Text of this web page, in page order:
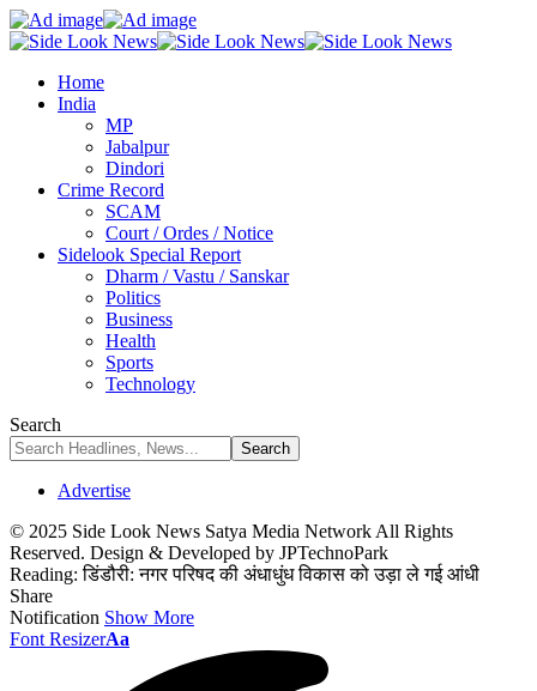
Home
India
MP
Jabalpur
Dindori
Crime Record
SCAM
Court / Ordes / Notice
Sidelook Special Report
Dharm / Vastu / Sanskar
Politics
Business
Health
Sports
Technology
Search
Advertise
© 2025 Side Look News Satya Media Network All Rights
Reserved. Design & Developed by JPTechnoPark
Reading: डिंडौरी: नगर परिषद की अंधाधुंध विकास को उड़ा ले गई आंधी
Share
Notification Show More
Font ResizerAa